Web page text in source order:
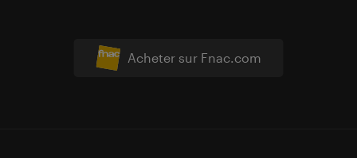
Acheter sur Fnac.com